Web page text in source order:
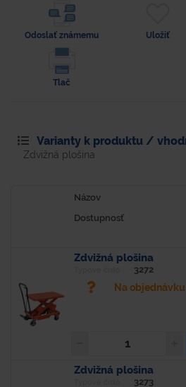
Odoslať známemu Uložiť
Tlač
Varianty k produktu /
Zdvižná plošina
Názov
Dostupnosť
Zdvižná plošina
3272
Na objednávku
Zdvižná plošina
3273